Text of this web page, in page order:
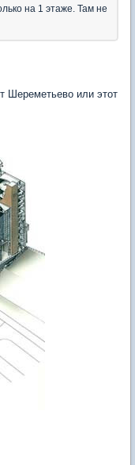
на 1 этаже. Там не
Шереметьево или этот